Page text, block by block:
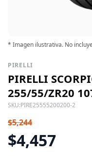
* Imagen ilustrativa. No
PIRELLI
PIRELLI
255/55/ZR20
SKU:PIRE25555200200-2
$5,244
$4,457